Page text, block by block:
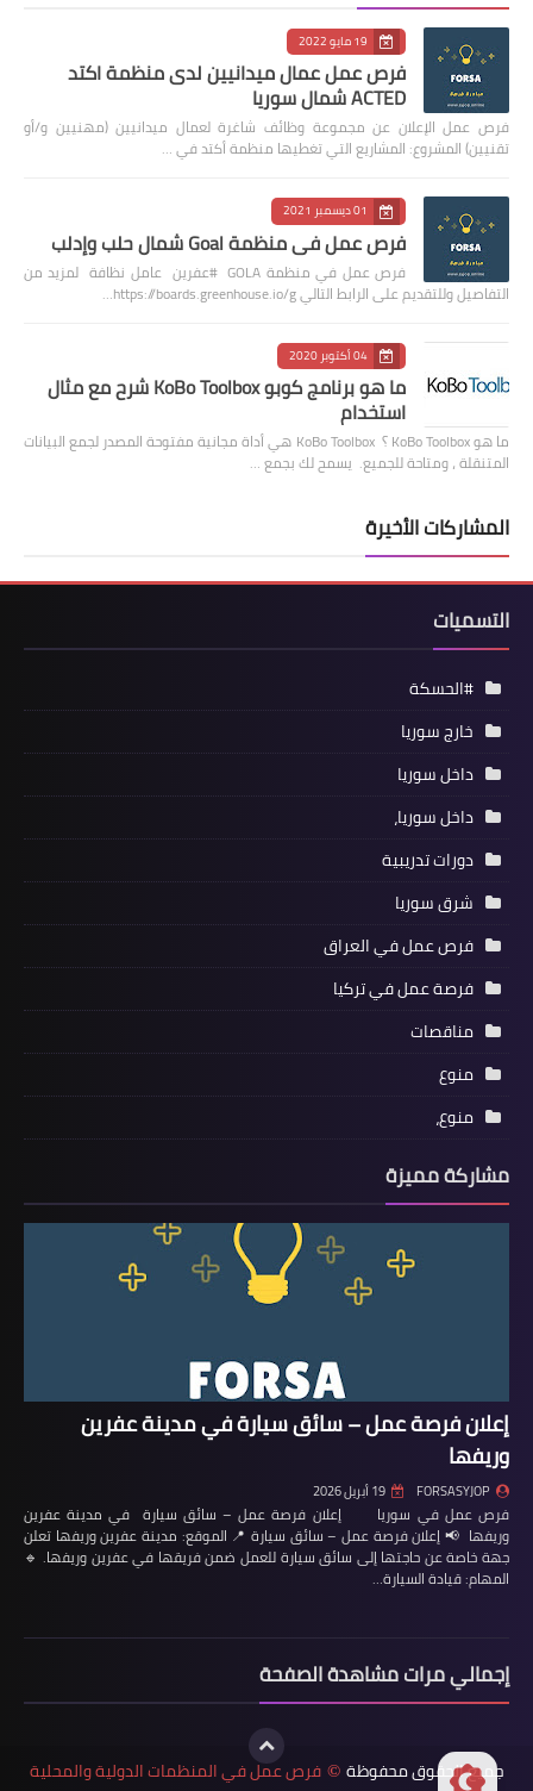
19 مايو 2022
فرص عمل عمال ميدانيين لدى منظمة اكتد
ACTED شمال سوريا
فرص عمل الإعلان عن مجموعة وظائف شاغرة لعمال ميدانيين (مهنيين و/أو
تقنيين) المشروع: المشاريع التي تغطيها منظمة أكتد في …
01 ديسمبر 2021
فرص عمل في منظمة Goal شمال حلب وإدلب
فرص عمل في منظمة GOLA #عفرين عامل نظافة لمزيد من
التفاصيل وللتقديم على الرابط التالي https://boards.greenhouse.io/g…
04 أكتوبر 2020
ما هو برنامج كوبو KoBo Toolbox شرح مع مثال
استخدام
ما هو KoBo Toolbox ؟ KoBo Toolbox هي أداة مجانية مفتوحة المصدر لجمع البيانات
المتنقلة ، ومتاحة للجميع. يسمح لك بجمع …
المشاركات الأخيرة
التسميات
#الحسكة
خارج سوريا
داخل سوريا
داخل سوريا،
دورات تدريبية
شرق سوريا
فرص عمل في العراق
فرصة عمل في تركيا
مناقصات
منوع
منوع،
مشاركة مميزة
إعلان فرصة عمل – سائق سيارة في مدينة عفرين
وريفها
FORSASYJOP 19 أبريل 2026
فرص عمل في سوريا إعلان فرصة عمل – سائق سيارة في مدينة عفرين
وريفها 📢 إعلان فرصة عمل – سائق سيارة 📍 الموقع: مدينة عفرين وريفها تعلن
جهة خاصة عن حاجتها إلى سائق سيارة للعمل ضمن فريقها في عفرين وريفها. 🔹
المهام: قيادة السيارة…
إجمالي مرات مشاهدة الصفحة
جميع الحقوق محفوظة © فرص عمل في المنظمات الدولية والمحلية